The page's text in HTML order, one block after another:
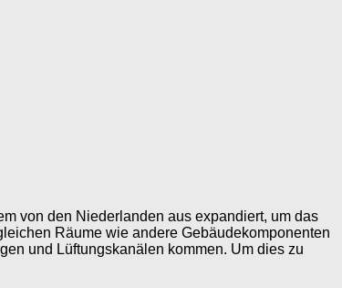
von den Niederlanden aus expandiert, um das
Räume wie andere Gebäudekomponenten
und Lüftungskanälen kommen. Um dies zu